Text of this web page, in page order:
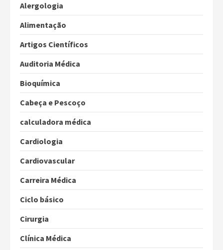
Alergologia
Alimentação
Artigos Científicos
Auditoria Médica
Bioquímica
Cabeça e Pescoço
calculadora médica
Cardiologia
Cardiovascular
Carreira Médica
Ciclo básico
Cirurgia
Clínica Médica